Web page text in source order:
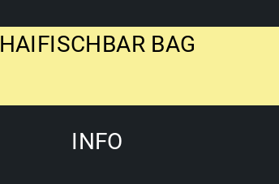
HAIFISCHBAR BAG
INFO